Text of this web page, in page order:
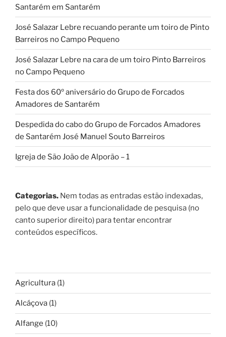
Santarém em Santarém
José Salazar Lebre recuando perante um toiro de Pinto
Barreiros no Campo Pequeno
José Salazar Lebre na cara de um toiro Pinto Barreiros
no Campo Pequeno
Festa dos 60º aniversário do Grupo de Forcados
Amadores de Santarém
Despedida do cabo do Grupo de Forcados Amadores
de Santarém José Manuel Souto Barreiros
Igreja de São João de Alporão – 1
Categorias. Nem todas as entradas estão indexadas,
pelo que deve usar a funcionalidade de pesquisa (no
canto superior direito) para tentar encontrar
conteúdos específicos.
Agricultura (1)
Alcáçova (1)
Alfange (10)